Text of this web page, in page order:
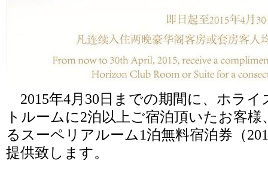
2015年4月30日までの期間に、ホラ
トルームに2泊以上ご宿泊頂いたお客
るスーペリアルーム1泊無料宿泊券（
提供致します。